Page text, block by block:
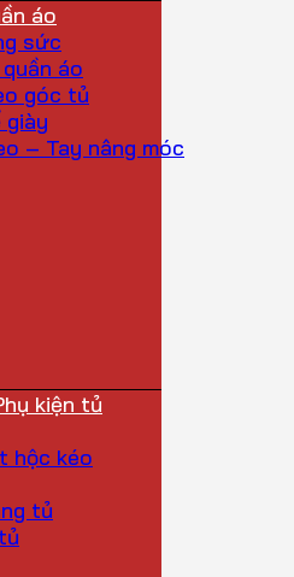
áo
sức
áo
góc tủ
giày
– Tay nâng móc
kiện tủ
hộc kéo
tủ